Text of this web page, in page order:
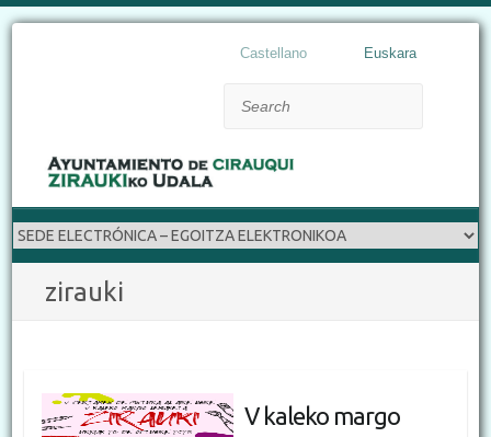
Castellano Euskara
zirauki
V kaleko margo